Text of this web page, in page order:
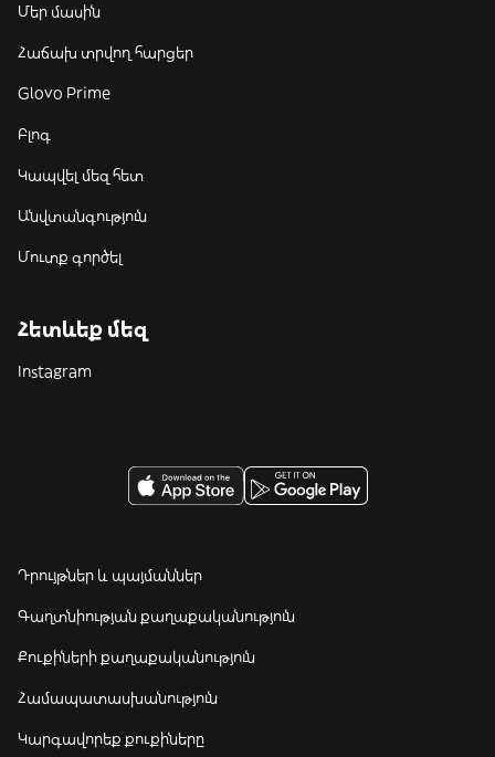
Մեր մասին
Հաճախ տրվող հարցեր
Glovo Prime
Բլոգ
Կապվել մեզ հետ
Անվտանգություն
Մուտք գործել
Հետևեք մեզ
Instagram
Դրույթներ և պայմաններ
Գաղտնիության քաղաքականություն
Քուքիների քաղաքականություն
Համապատասխանություն
Կարգավորեք քուքիները